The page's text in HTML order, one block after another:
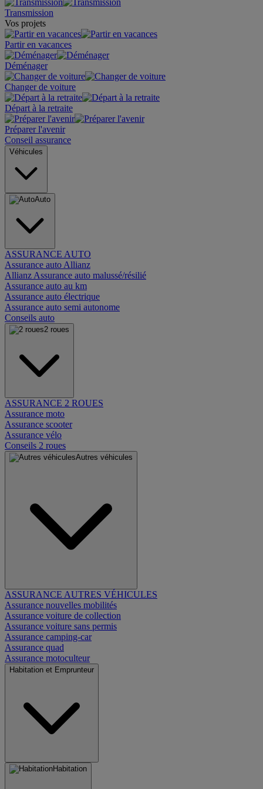
Transmission
Vos projets
Partir en vacances
Déménager
Changer de voiture
Départ à la retraite
Préparer l'avenir
Conseil assurance
Véhicules
Auto
ASSURANCE AUTO
Assurance auto Allianz
Allianz Assurance auto malussé/résilié
Assurance auto au km
Assurance auto électrique
Assurance auto semi autonome
Conseils auto
2 roues
ASSURANCE 2 ROUES
Assurance moto
Assurance scooter
Assurance vélo
Conseils 2 roues
Autres véhicules
ASSURANCE AUTRES VÉHICULES
Assurance nouvelles mobilités
Assurance voiture de collection
Assurance voiture sans permis
Assurance camping-car
Assurance quad
Assurance motoculteur
Habitation et Emprunteur
Habitation